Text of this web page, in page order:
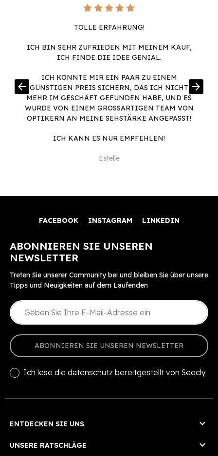
TOLLE ERFAHRUNG!
ICH BIN SEHR ZUFRIEDEN MIT MEINEM KAUF,
ICH FINDE DIE IDEE GENIAL.
ICH KONNTE MIR EIN PAAR ZU EINEM
GÜNSTIGEN PREIS SICHERN, DAS ICH NICHT
MEHR IM GESCHÄFT GEFUNDEN HABE, UND ES
WURDE VON EINEM GROSSARTIGEN TEAM VON O
PTIKERN AN MEINE SEHSTÄRKE ANGEPASST!
ICH KANN ES NUR EMPFEHLEN!
Estelle
arrow_back arrow_forward
FACEBOOK INSTAGRAM LINKEDIN
ABONNIEREN SIE UNSEREN
NEWSLETTER
Treten Sie unserer Community bei und bleiben Sie über unsere
Tipps und Neuigkeiten auf dem Laufenden
ABONNIEREN SIE UNSEREN NEWSLETTER
Ich lese die datenschutz bereitgestellt von Seecly
ENTDECKEN SIE UNS 
UNSERE RATSCHLÄGE 